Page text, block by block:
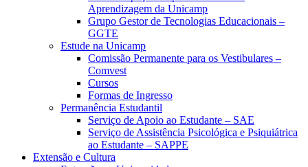
Aprendizagem da Unicamp
Grupo Gestor de Tecnologias Educacionais –
GGTE
Estude na Unicamp
Comissão Permanente para os Vestibulares –
Comvest
Cursos
Formas de Ingresso
Permanência Estudantil
Serviço de Apoio ao Estudante – SAE
Serviço de Assistência Psicológica e Psiquiátrica
ao Estudante – SAPPE
Extensão e Cultura